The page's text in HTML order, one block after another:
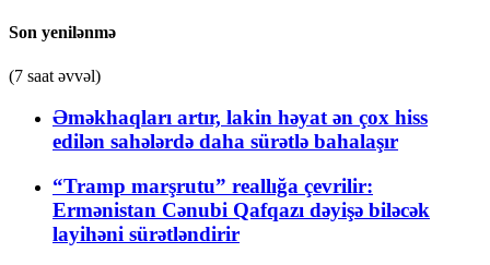
Son yenilənmə
(7 saat əvvəl)
Əməkhaqları artır, lakin həyat ən çox hiss
edilən sahələrdə daha sürətlə bahalaşır
“Tramp marşrutu” reallığa çevrilir:
Ermənistan Cənubi Qafqazı dəyişə biləcək
layihəni sürətləndirir